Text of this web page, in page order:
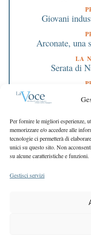
Per fornire le migliori esperienze,
memorizzare e/o accedere alle
tecnologie ci permetterà di
unici su questo sito. Non
su alcune caratteristiche e funzioni.
Gestisci servizi
Giovani
Arconate, una
LA
Serata di
Contro la crisi,
Nuova
Ora c’è la
COPYRIGHT 2025